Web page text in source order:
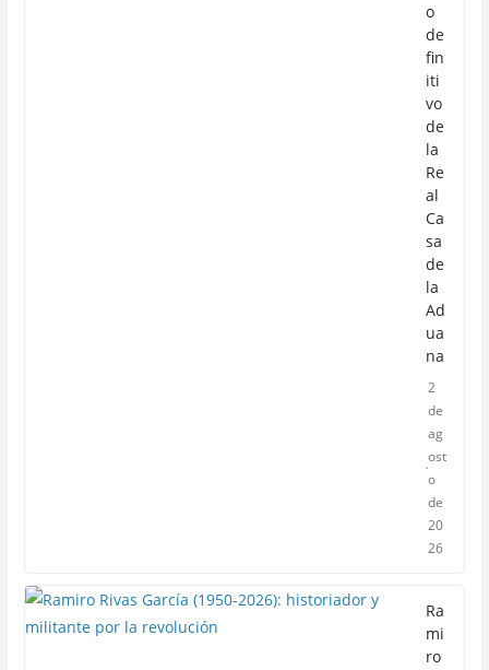
o
de
fin
iti
vo
de
la
Re
al
Ca
sa
de
la
Ad
ua
na
2
de
ag
ost
o
de
20
26
Ra
mi
ro